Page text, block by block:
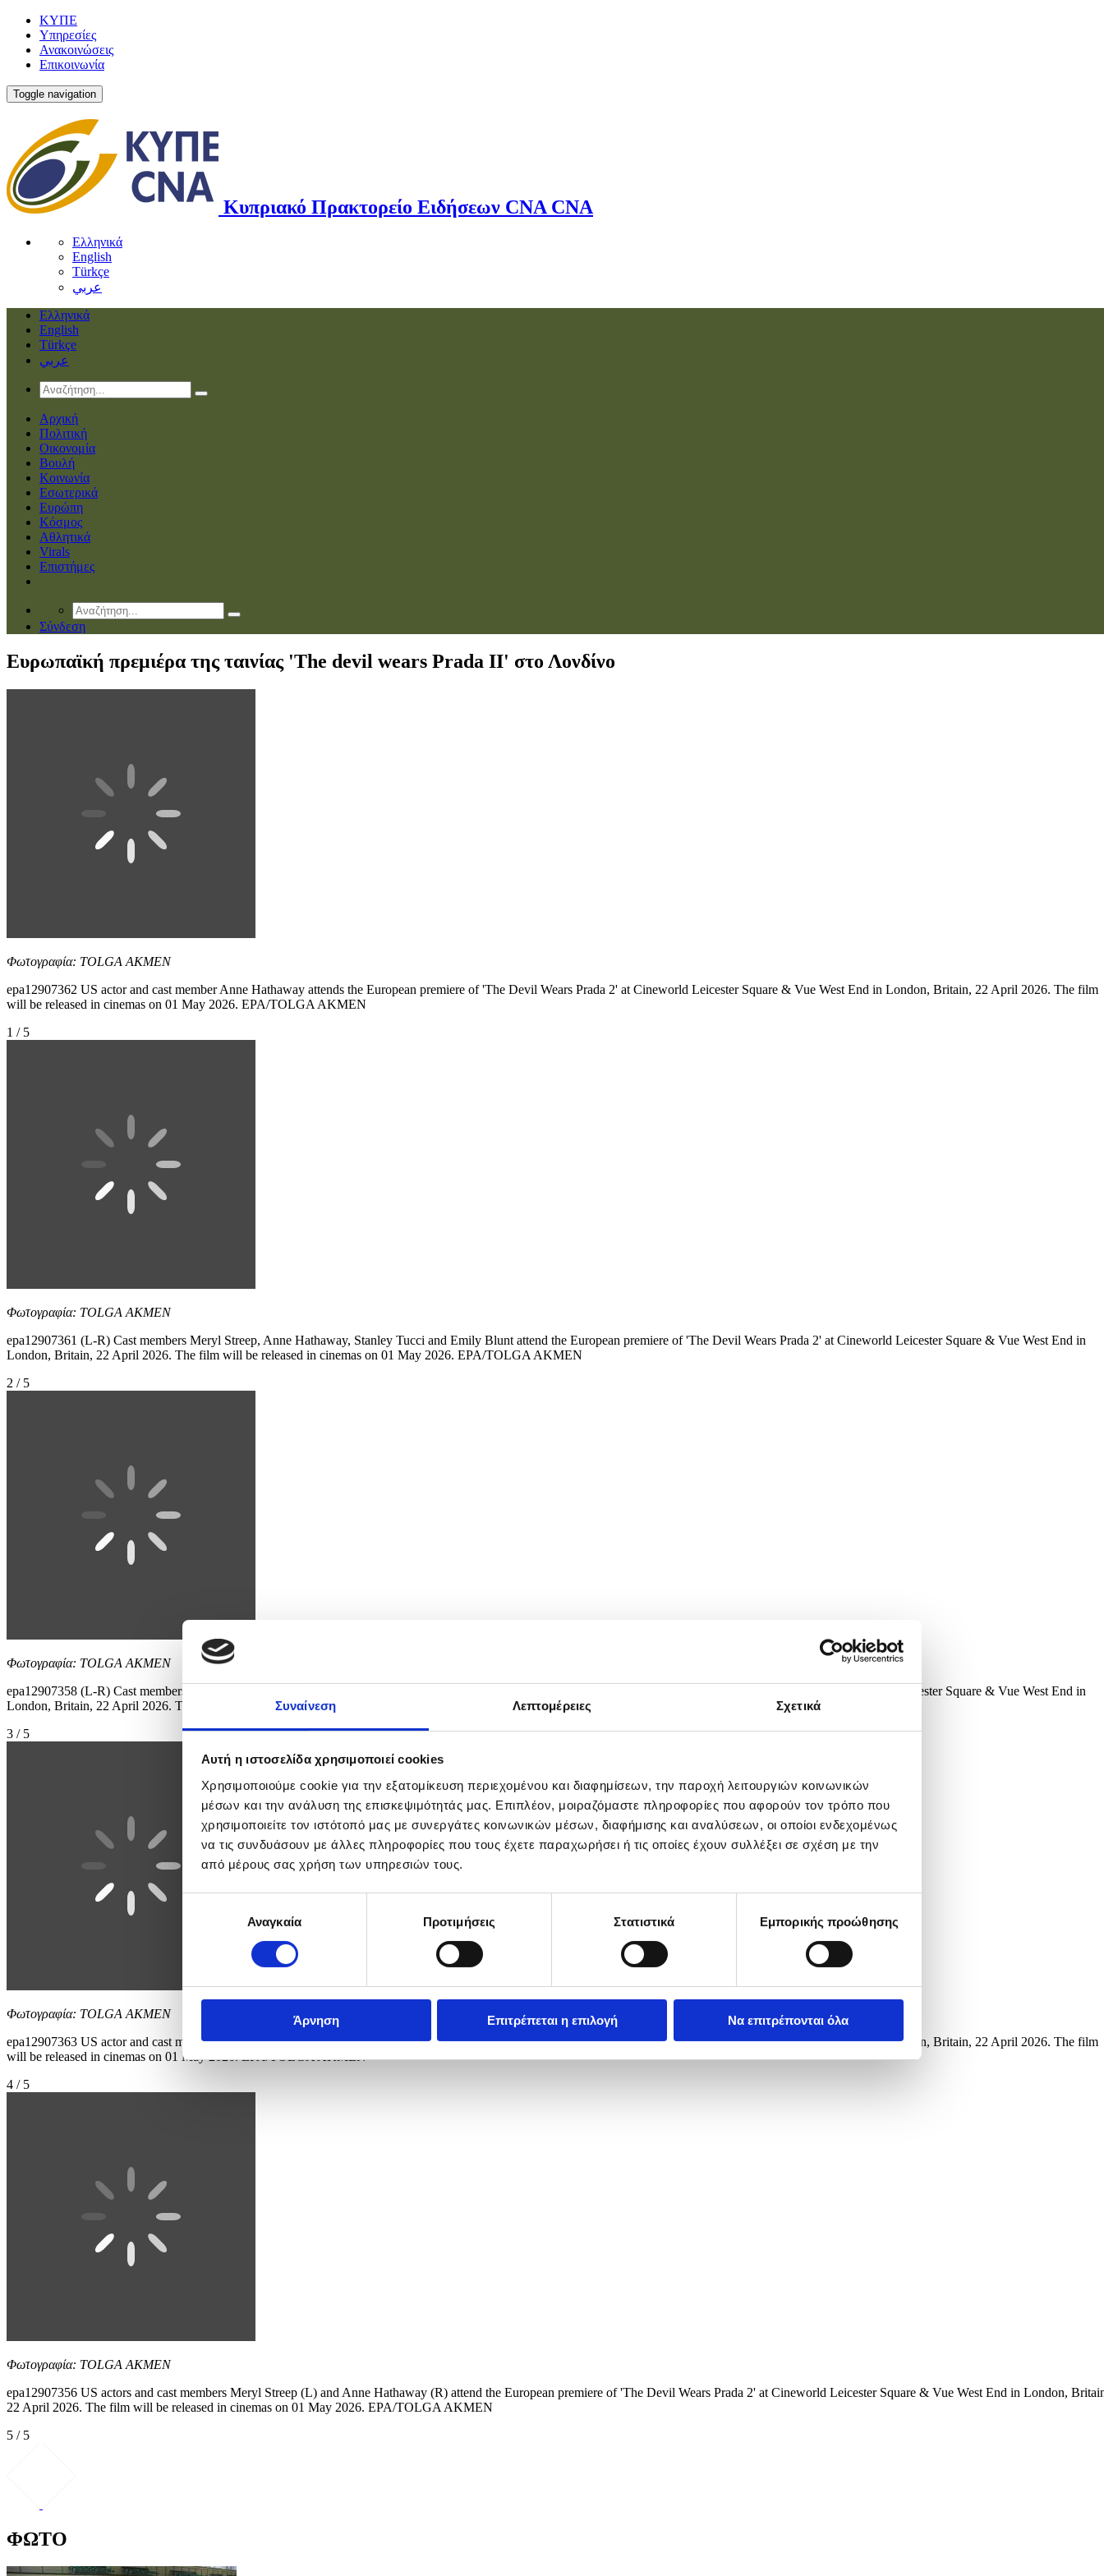
Συναίνεση Λεπτομέρειες Σχετικά
Αυτή η ιστοσελίδα χρησιμοποιεί cookies
Χρησιμοποιούμε cookie για την εξατομίκευση περιεχομένου και διαφημίσεων, την παροχή λειτουργιών κοινωνικών
μέσων και την ανάλυση της επισκεψιμότητάς μας. Επιπλέον, μοιραζόμαστε πληροφορίες που αφορούν τον τρόπο που
χρησιμοποιείτε τον ιστότοπό μας με συνεργάτες κοινωνικών μέσων, διαφήμισης και αναλύσεων, οι οποίοι ενδεχομένως
να τις συνδυάσουν με άλλες πληροφορίες που τους έχετε παραχωρήσει ή τις οποίες έχουν συλλέξει σε σχέση με την
από μέρους σας χρήση των υπηρεσιών τους.
συγκατάθεσηςΑναγκαία Προτιμήσεις Στατιστικά Εμπορικής προώθησης
Άρνηση Επιτρέπεται η επιλογή Να επιτρέπονται όλα
ΚΥΠΕ
Υπηρεσίες
Ανακοινώσεις
Επικοινωνία
Toggle navigation
Κυπριακό Πρακτορείο Ειδήσεων CNA CNA
Ελληνικά
English
Türkçe
عربي
Ελληνικά
English
Türkçe
عربي
Αρχική
Πολιτική
Οικονομία
Βουλή
Κοινωνία
Εσωτερικά
Ευρώπη
Κόσμος
Αθλητικά
Virals
Επιστήμες
Σύνδεση
Ευρωπαϊκή πρεμιέρα της ταινίας 'The devil wears Prada II' στο Λονδίνο
Φωτογραφία: TOLGA AKMEN
epa12907362 US actor and cast member Anne Hathaway attends the European premiere of 'The Devil Wears Prada 2' at Cineworld Leicester Square & Vue West End in London, Britain, 22 April 2026. The film
will be released in cinemas on 01 May 2026. EPA/TOLGA AKMEN
1 / 5
Φωτογραφία: TOLGA AKMEN
epa12907361 (L-R) Cast members Meryl Streep, Anne Hathaway, Stanley Tucci and Emily Blunt attend the European premiere of 'The Devil Wears Prada 2' at Cineworld Leicester Square & Vue West End in
London, Britain, 22 April 2026. The film will be released in cinemas on 01 May 2026. EPA/TOLGA AKMEN
2 / 5
Φωτογραφία: TOLGA AKMEN
epa12907358 (L-R) Cast members Meryl Streep, Anne Hathaway, Stanley Tucci and Emily Blunt attend the European premiere of 'The Devil Wears Prada 2' at Cineworld Leicester Square & Vue West End in
London, Britain, 22 April 2026. The film will be released in cinemas on 01 May 2026. EPA/TOLGA AKMEN
3 / 5
Φωτογραφία: TOLGA AKMEN
epa12907363 US actor and cast member Anne Hathaway attends the European premiere of 'The Devil Wears Prada 2' at Cineworld Leicester Square & Vue West End in London, Britain, 22 April 2026. The film
will be released in cinemas on 01 May 2026. EPA/TOLGA AKMEN
4 / 5
Φωτογραφία: TOLGA AKMEN
epa12907356 US actors and cast members Meryl Streep (L) and Anne Hathaway (R) attend the European premiere of 'The Devil Wears Prada 2' at Cineworld Leicester Square & Vue West End in London,
22 April 2026. The film will be released in cinemas on 01 May 2026. EPA/TOLGA AKMEN
5 / 5
ΦΩΤΟ